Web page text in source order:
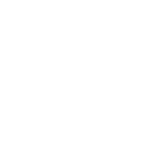
nabídka